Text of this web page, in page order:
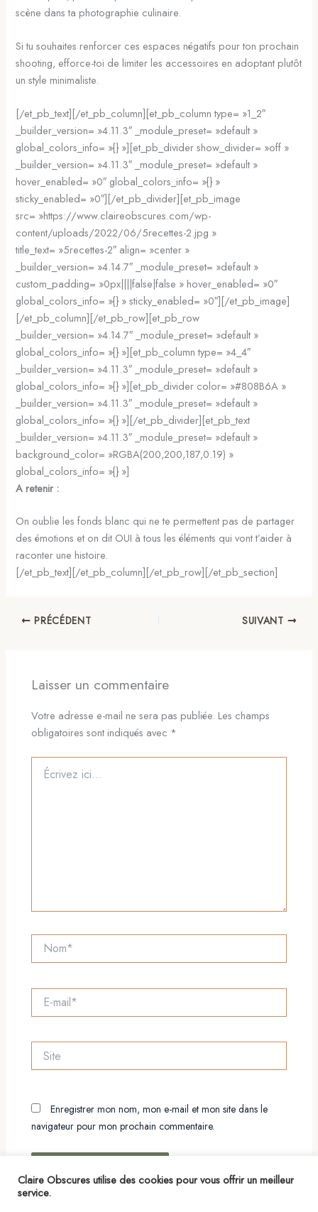
scène dans ta photographie culinaire.
Si tu souhaites renforcer ces espaces négatifs pour ton prochain
shooting, efforce-toi de limiter les accessoires en adoptant plutôt
un style minimaliste.
[/et_pb_text][/et_pb_column][et_pb_column type= »1_2″
_builder_version= »4.11.3″ _module_preset= »default »
global_colors_info= »{} »][et_pb_divider show_divider= »off »
_builder_version= »4.11.3″ _module_preset= »default »
hover_enabled= »0″ global_colors_info= »{} »
sticky_enabled= »0″][/et_pb_divider][et_pb_image
src= »https://www.claireobscures.com/wp-
content/uploads/2022/06/5recettes-2.jpg »
title_text= »5recettes-2″ align= »center »
_builder_version= »4.14.7″ _module_preset= »default »
custom_padding= »0px||||false|false » hover_enabled= »0″
global_colors_info= »{} » sticky_enabled= »0″][/et_pb_image]
[/et_pb_column][/et_pb_row][et_pb_row
_builder_version= »4.14.7″ _module_preset= »default »
global_colors_info= »{} »][et_pb_column type= »4_4″
_builder_version= »4.11.3″ _module_preset= »default »
global_colors_info= »{} »][et_pb_divider color= »#808B6A »
_builder_version= »4.11.3″ _module_preset= »default »
global_colors_info= »{} »][/et_pb_divider][et_pb_text
_builder_version= »4.11.3″ _module_preset= »default »
background_color= »RGBA(200,200,187,0.19) »
global_colors_info= »{} »]
A retenir :
On oublie les fonds blanc qui ne te permettent pas de partager
des émotions et on dit OUI à tous les éléments qui vont t’aider à
raconter une histoire.
[/et_pb_text][/et_pb_column][/et_pb_row][/et_pb_section]
PRÉCÉDENT SUIVANT
Laisser un commentaire
Votre adresse e-mail ne sera pas publiée. Les champs
obligatoires sont indiqués avec *
Écrivez
ici…
Nom*
mail*
Site
Enregistrer mon nom, mon e-mail et mon site dans le
navigateur pour mon prochain commentaire.
Claire Obscures utilise des cookies pour vous offrir un meilleur
service.